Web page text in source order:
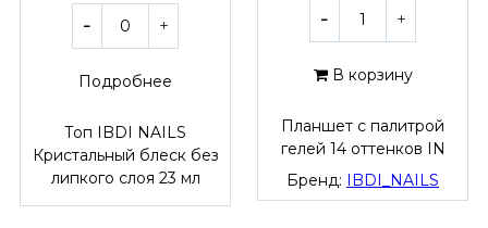
Подробнее
Топ IBDI NAILS
Кристальный блеск без
липкого слоя 23 мл
В корзину
Планшет с палитрой
гелей 14 оттенков IN
Бренд:
IBDI_NAILS